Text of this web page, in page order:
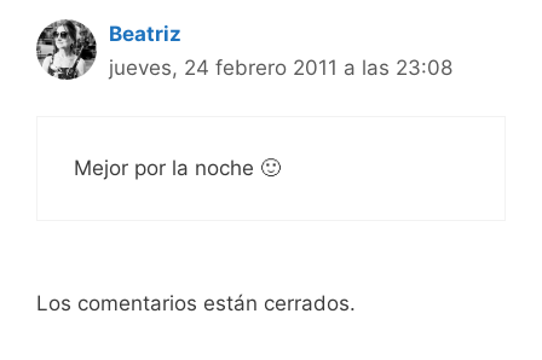
Beatriz
jueves, 24 febrero 2011 a las 23:08
Mejor por la noche 🙂
Los comentarios están cerrados.